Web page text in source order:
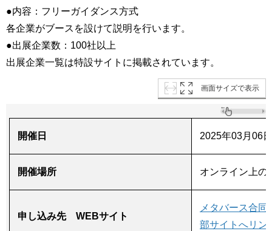
●内容：フリーガイダンス方式
各企業がブースを設けて説明を行います。
●出展企業数：100社以上
出展企業一覧は特設サイトに掲載されています。
画面サイズで表示
開催日 2025年03月06日
開催場所 オンライン上の
申し込み先 WEBサイト
メタバース合
部サイトへリン